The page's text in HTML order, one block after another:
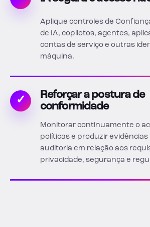
Aplique controles de
de IA, copilotos, agentes,
contas de serviço e outras
máquina.
✓
Reforçar a postura de
conformidade
Monitorar continuamente o
políticas e produzir
auditoria em relação aos
privacidade, segurança e